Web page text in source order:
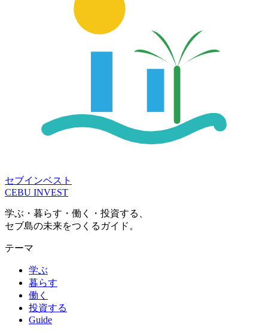
セブインベスト
CEBU INVEST
学ぶ・暮らす・働く・投資する、
セブ島の未来をつくるガイド。
テーマ
学ぶ
暮らす
働く
投資する
Guide